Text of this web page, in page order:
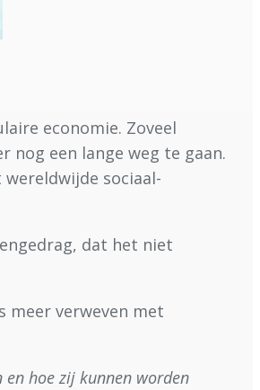
economie. Zoveel
nog een lange weg te gaan.
sociaal-
dat het niet
meer verweven met
hoe zij kunnen worden